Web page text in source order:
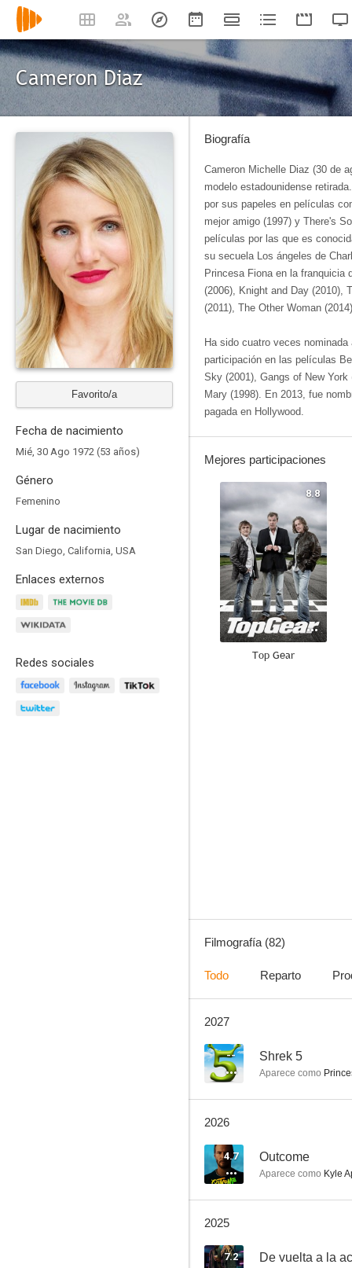
Cameron Diaz
Favorito/a
Fecha de nacimiento
Mié, 30 Ago 1972 (53 años)
Género
Femenino
Lugar de nacimiento
San Diego, California, USA
Enlaces externos
Redes sociales
Biografía
Cameron Michelle Diaz (30 de
modelo estadounidense
por sus papeles en películas
mejor amigo (1997) y There's
películas por las que es
su secuela Los ángeles de
Princesa Fiona en la franquicia
(2006), Knight and Day (2010),
(2011), The Other Woman
Ha sido cuatro veces
participación en las películas
Sky (2001), Gangs of New
Mary (1998). En 2013, fue
pagada en Hollywood.
Mejores participaciones
8.8
Top Gear
Filmografía (82)
Todo Reparto
2027
-- Shrek 5
Aparece como
2026
4.7 Outcome
Aparece como Kyle
2025
7.2 De vuelta a la